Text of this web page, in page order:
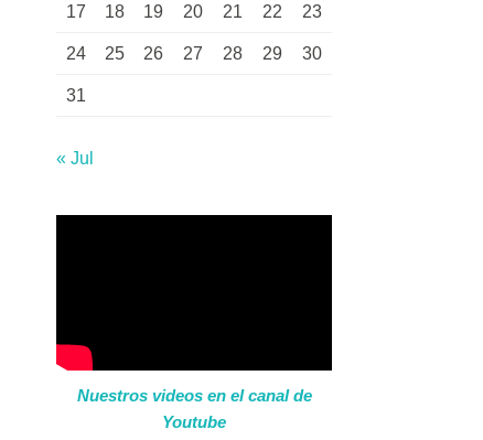
17 18 19 20 21 22 23
24 25 26 27 28 29 30
31
« Jul
Nuestros videos en el canal de
Youtube